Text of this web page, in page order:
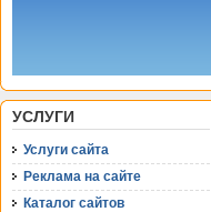
УСЛУГИ
Услуги сайта
Реклама на сайте
Каталог сайтов